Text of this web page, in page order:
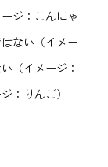
ジ：こんにゃ
ない（イメー
（イメージ：
：りんご）